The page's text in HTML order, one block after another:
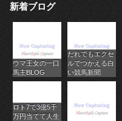
新着ブログ
ウマ王女の一口
馬主BLOG
だれでもエクセ
ルでつかえる白
い競馬新聞
ロト7で3億5千
万円当てて人生